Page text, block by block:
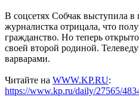
В соцсетях Собчак выступила
журналистка отрицала, что
гражданство. Но теперь
своей второй родиной.
варварами.
Читайте на WWW.KP.RU:
https://www.kp.ru/daily/27565/